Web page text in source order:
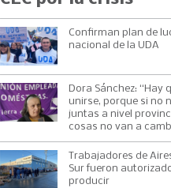
Confirman plan de
nacional de la UDA
Dora Sánchez: “Hay
unirse, porque si no
juntas a nivel
cosas no van a
Trabajadores de
Sur fueron
producir